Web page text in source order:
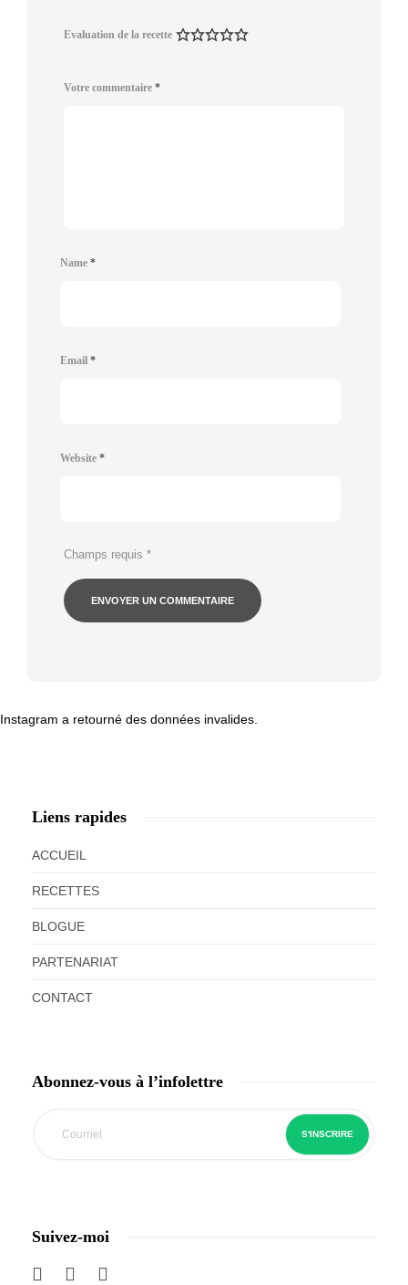
Evaluation de la recette
Votre commentaire *
Name *
Email *
Website *
Champs requis *
Instagram a retourné des données invalides.
Liens rapides
ACCUEIL
RECETTES
BLOGUE
PARTENARIAT
CONTACT
Abonnez-vous à l’infolettre
Suivez-moi